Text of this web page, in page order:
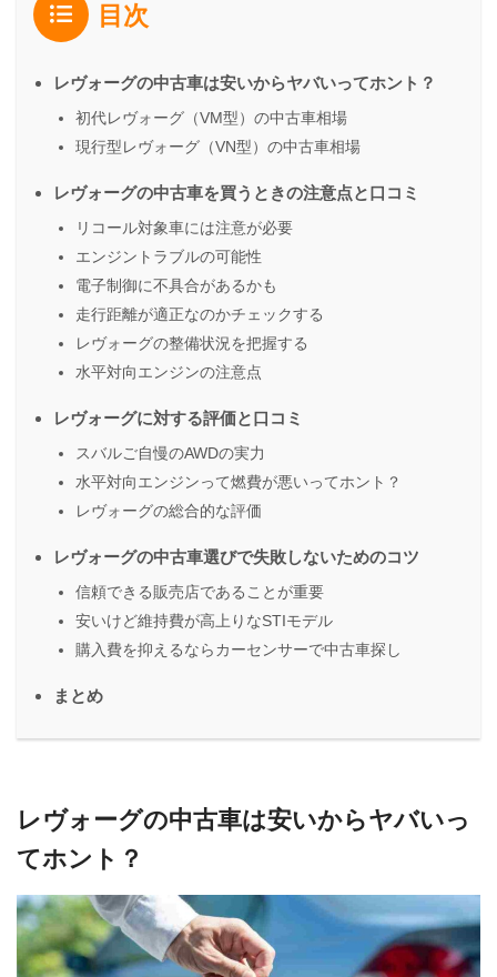
目次
レヴォーグの中古車は安いからヤバいってホント？
初代レヴォーグ（VM型）の中古車相場
現行型レヴォーグ（VN型）の中古車相場
レヴォーグの中古車を買うときの注意点と口コミ
リコール対象車には注意が必要
エンジントラブルの可能性
電子制御に不具合があるかも
走行距離が適正なのかチェックする
レヴォーグの整備状況を把握する
水平対向エンジンの注意点
レヴォーグに対する評価と口コミ
スバルご自慢のAWDの実力
水平対向エンジンって燃費が悪いってホント？
レヴォーグの総合的な評価
レヴォーグの中古車選びで失敗しないためのコツ
信頼できる販売店であることが重要
安いけど維持費が高上りなSTIモデル
購入費を抑えるならカーセンサーで中古車探し
まとめ
レヴォーグの中古車は安いからヤバいっ
てホント？